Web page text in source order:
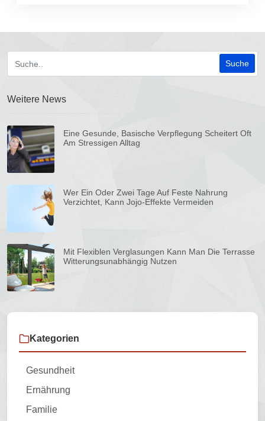
Weitere News
Eine Gesunde, Basische Verpflegung Scheitert Oft
Am Stressigen Alltag
Wer Ein Oder Zwei Tage Auf Feste Nahrung
Verzichtet, Kann Jojo-Effekte Vermeiden
Mit Flexiblen Verglasungen Kann Man Die Terrasse
Witterungsunabhängig Nutzen
Kategorien
Gesundheit
Ernährung
Familie